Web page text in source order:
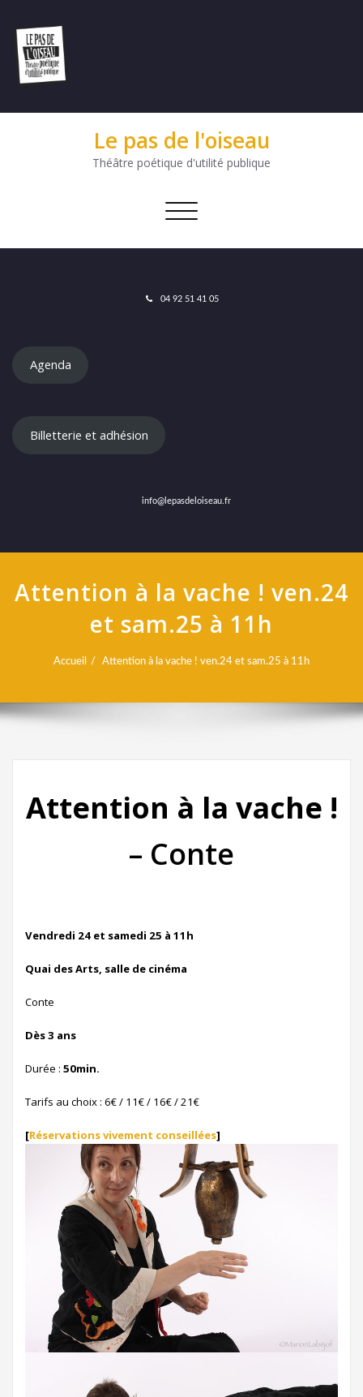
Le pas de l'oiseau
Théâtre poétique d'utilité publique
Afficher/masquer
navigation
04 92 51 41 05
Agenda
Billetterie et adhésion
info@lepasdeloiseau.fr
Attention à la vache ! ven.24
et sam.25 à 11h
Accueil Attention à la vache ! ven.24 et sam.25 à 11h
Attention à la vache !
– Conte
Vendredi 24 et samedi 25 à 11h
Quai des Arts, salle de cinéma
Conte
Dès3 ans
Durée : 50min.
Tarifs au choix : 6€ / 11€ / 16€ / 21€
[Réservations vivement conseillées]